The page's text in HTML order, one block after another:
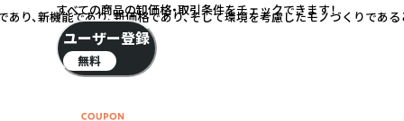
り、新機能であり、新価格であり、そして環境を考慮したモノづくりである
すべての商品の卸価格・取引条件をチェックできます！
ユーザー登録
無料